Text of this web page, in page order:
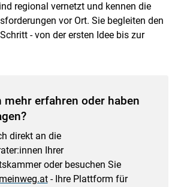
regional vernetzt und kennen die
vor Ort. Sie begleiten den
- von der ersten Idee bis zur
mehr erfahren oder haben
direkt an die
Ihrer
oder besuchen Sie
- Ihre Plattform für